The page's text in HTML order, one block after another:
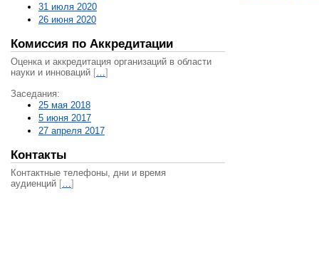
31 июля 2020
26 июня 2020
Комиссия по Аккредитации
Оценка и аккредитация организаций в области
науки и инноваций […]
Заседания:
25 мая 2018
5 июня 2017
27 апреля 2017
Контакты
Контактные телефоны, дни и время
аудиенций […]